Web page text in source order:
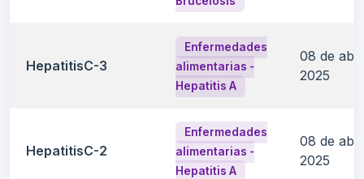
HepatitisC-3
Enfermedades
alimentarias -
Hepatitis A
08 de
2025
HepatitisC-2
Enfermedades
alimentarias -
Hepatitis A
08 de
2025